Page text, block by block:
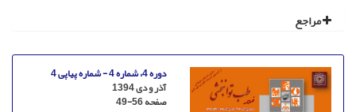
مراجع
دوره 4، شماره 4 - شماره پیاپی 4
آذر و دی 1394
صفحه49-56